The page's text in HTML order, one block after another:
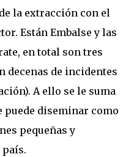
la extracción con el
Están Embalse y las
en total son tres
decenas de incidentes
A ello se le suma
puede diseminar como
pequeñas y